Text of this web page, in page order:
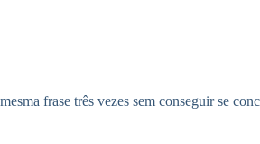
frase três vezes sem conseguir se